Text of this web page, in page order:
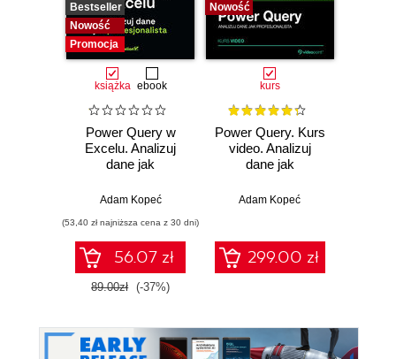
Bestseller
Nowość
Promocja
książka ebook
Power Query w
Excelu. Analizuj
dane jak
Adam Kopeć
(53,40 zł najniższa cena z 30 dni)
56.07 zł
89.00zł (-37%)
Nowość
kurs
Power Query. Kurs
video. Analizuj
dane jak
Adam Kopeć
299.00 zł